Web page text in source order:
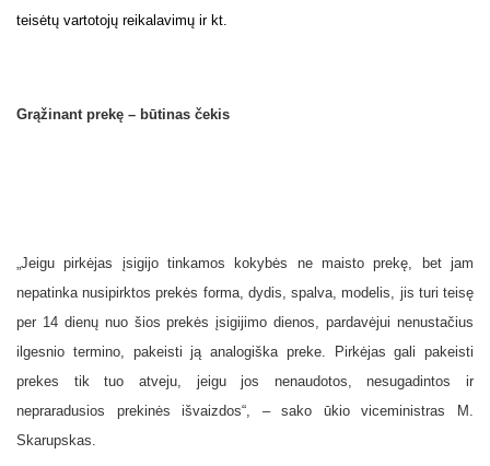
teisėtų vartotojų reikalavimų ir kt.
Grąžinant prekę – būtinas čekis
„Jeigu pirkėjas įsigijo tinkamos kokybės ne maisto prekę, bet jam
nepatinka nusipirktos prekės forma, dydis, spalva, modelis, jis turi teisę
per 14 dienų nuo šios prekės įsigijimo dienos, pardavėjui nenustačius
ilgesnio termino, pakeisti ją analogiška preke. Pirkėjas gali pakeisti
prekes tik tuo atveju, jeigu jos nenaudotos, nesugadintos ir
nepraradusios prekinės išvaizdos“, – sako ūkio viceministras M.
Skarupskas.